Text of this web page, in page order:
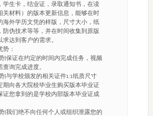
学生卡，结业证，录取通知书，在读
关材料）的版本更新信息，能够在时
海外学历文凭的样版，尺寸大小，纸
防伪技术等等，并在时间收集到原版
求达到客户的需求。
势：
]保证在约定的时间内完成任务，视频
查询完成进度。
]与学校颁发的相关证件1:1纸质尺寸
期向各大院校毕业生购买版本毕业证
证您拿到的是学校内部版本毕业证成
]我们绝不向任何个人或组织泄露您的